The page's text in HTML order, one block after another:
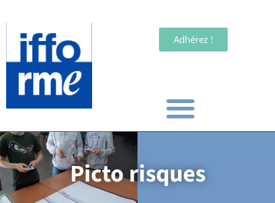
Adhérez !
Picto risques